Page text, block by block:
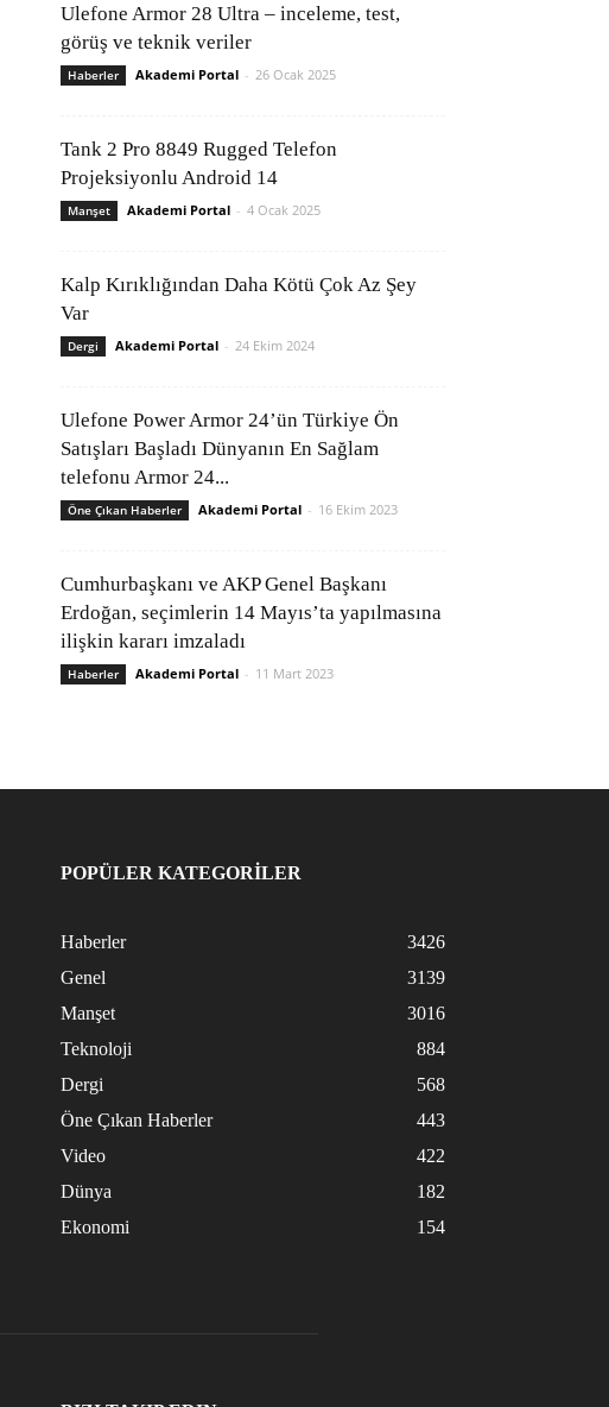
Ulefone Armor 28 Ultra – inceleme, test,
görüş ve teknik veriler
Haberler Akademi Portal - 26 Ocak 2025
Tank 2 Pro 8849 Rugged Telefon
Projeksiyonlu Android 14
Manşet Akademi Portal - 4 Ocak 2025
Kalp Kırıklığından Daha Kötü Çok Az Şey
Var
Dergi Akademi Portal - 24 Ekim 2024
Ulefone Power Armor 24’ün Türkiye Ön
Satışları Başladı Dünyanın En Sağlam
telefonu Armor 24...
Öne Çıkan Haberler Akademi Portal - 16 Ekim 2023
Cumhurbaşkanı ve AKP Genel Başkanı
Erdoğan, seçimlerin 14 Mayıs’ta yapılmasına
ilişkin kararı imzaladı
Haberler Akademi Portal - 11 Mart 2023
POPÜLER KATEGORİLER
Haberler
3426
Genel
3139
Manşet
3016
Teknoloji
884
Dergi
568
Öne Çıkan Haberler
443
Video
422
Dünya
182
Ekonomi
154